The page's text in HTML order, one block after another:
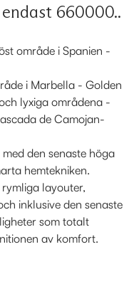
660000..
område i Spanien -
i Marbella - Golden
lyxiga områdena -
de Camojan-
den senaste höga
hemtekniken.
layouter,
inklusive den senaste
som totalt
av komfort.